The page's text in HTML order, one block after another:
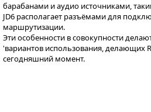
барабанами и аудио источниками,
JD6 располагает разъёмами для
маршрутизации.
Эти особенности в совокупности
'вариантов использования, делающих
сегодняшний момент.